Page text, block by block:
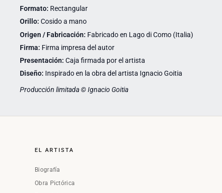
Formato: Rectangular
Orillo: Cosido a mano
Origen / Fabricación: Fabricado en Lago di Como (Italia)
Firma: Firma impresa del autor
Presentación: Caja firmada por el artista
Diseño: Inspirado en la obra del artista Ignacio Goitia
Producción limitada © Ignacio Goitia
EL ARTISTA
Biografía
Obra Pictórica